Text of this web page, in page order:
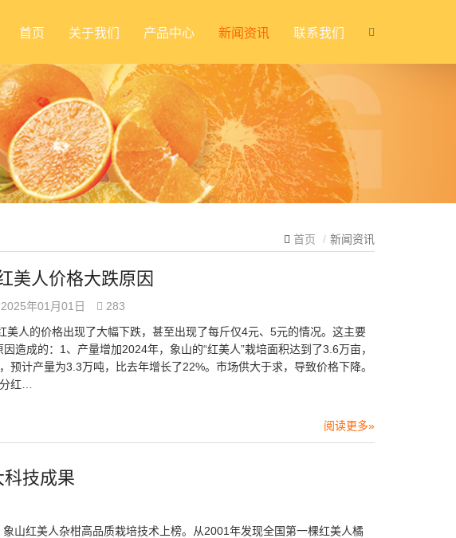
首页 关于我们 产品中心 新闻资讯 联系我们
首页 新闻资讯
美人价格大跌原因
2025年01月01日
283
美人的价格出现了大幅下跌，甚至出现了每斤仅4元、5元的情况。这主要
造成的：1、产量增加2024年，象山的“红美人”栽培面积达到了3.6万亩，
预计产量为3.3万吨，比去年增长了22%。市场供大于求，导致价格下降。
红…
阅读更多»
技成果
山红美人杂柑高品质栽培技术上榜。从2001年发现全国第一棵红美人橘